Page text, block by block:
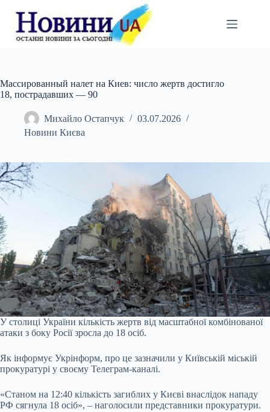
вмісту
Массированный налет на Киев: число жертв достигло
18, пострадавших — 90
Михайло Остапчук
03.07.2026
Новини Києва
У столиці України кількість жертв від масштабної комбінованої
атаки з боку Росії зросла до 18 осіб.
Як інформує Укрінформ, про це зазначили у Київській міській
прокуратурі у своєму Телеграм-каналі.
«Станом на 12:40 кількість загиблих у Києві внаслідок нападу
РФ сягнула 18 осіб», – наголосили представники прокуратури.